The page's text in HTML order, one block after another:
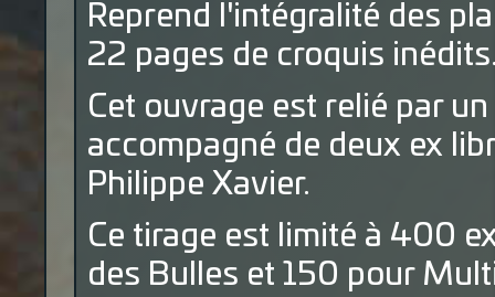
Reprend l'intégralité des
22 pages de croquis
Cet ouvrage est relié par
accompagné de deux ex
Philippe Xavier.
Ce tirage est limité à 400
des Bulles et 150 pour